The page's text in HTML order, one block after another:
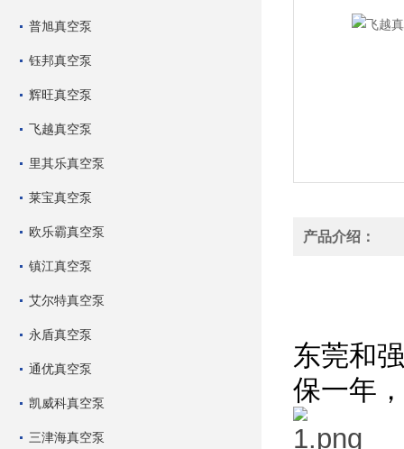
普旭真空泵
钰邦真空泵
辉旺真空泵
飞越真空泵
里其乐真空泵
莱宝真空泵
欧乐霸真空泵
镇江真空泵
艾尔特真空泵
永盾真空泵
通优真空泵
凯威科真空泵
三津海真空泵
产品介绍：
东莞和
保一年